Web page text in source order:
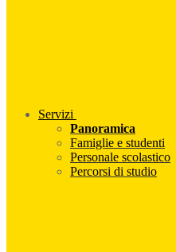
Servizi
Panoramica
Famiglie e studenti
Personale scolastico
Percorsi di studio